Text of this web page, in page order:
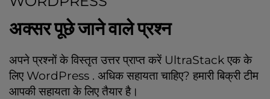
अक्सर पूछे जाने वाले प्रश्न
अपने प्रश्नों के विस्तृत उत्तर प्राप्त करें UltraStack एक के
लिए WordPress . अधिक सहायता चाहिए? हमारी बिक्री टीम
आपकी सहायता के लिए तैयार है।